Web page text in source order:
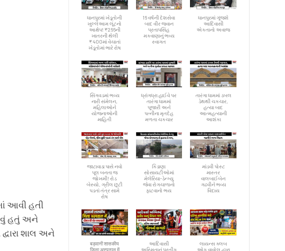
આવી હતી
આવું હતું અને
શાલ અને
ધાનપુરમાં ખેડૂતોની
ખુલ્લેઆમ લૂંટનો
આક્ષેપ! ₹266ની
ખાતરની થેલી
₹400માં વેચાતાં
ખેડૂતોમાં ભારે રોષ
16 વર્ષની દેશસેવા
બાદ વીર જવાન
પ્રતાપસિંહ
મકવાણાનું ભવ્ય
સ્વાગત
ધાનપુરમાં ગૂંજશે
આદિવાસી
એકતાનો અવાજ
સિંગવડમાં ભવ્ય
નારી સંમેલન,
મહિલાઓને
યોજનાઓની
માહિતી
ધ્રાંગધ્રા હાઈવે પર
તારંગા ધામમાં
પૂજારી અને
પત્નીના મૃતદેહ
મળતા ચકચાર
તારંગા ધામમાં ડબલ
ડેથથી ચકચાર,
હત્યા બાદ
આત્મહત્યાની
આશંકા
જાટાવાડા પાસે નવો
પૂલ બનતા જ
જોખમી! રોડ
બેસ્યો, ગ્રીલ છૂટી
પડતાં તંત્ર સામે
રોષ
કિડાણા
સોસાયટીઓમાં
મેલેરિયા-ડેન્ગ્યુ
જેવા રોગચાળાનો
ફાટવાનો ભય
માંડવી પોસ્ટ
માસ્તર
વાલબાઈબેન
ગઢવીને ભવ્ય
વિદાય
बड़वानी शासकीय
जिला अस्पताल में
આદિવાસી
અસ્મિતાનું પ્રતીક
લાયન્સ ક્લબ
ઓફ વાવોલ દ્વારા